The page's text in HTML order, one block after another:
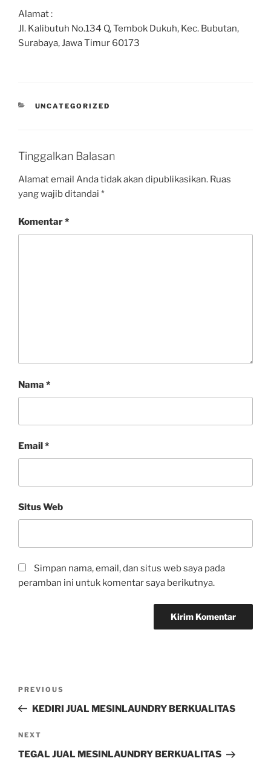
Alamat :
Jl. Kalibutuh No.134 Q, Tembok Dukuh, Kec. Bubutan,
Surabaya, Jawa Timur 60173
UNCATEGORIZED
Tinggalkan Balasan
Alamat email Anda tidak akan dipublikasikan. Ruas
yang wajib ditandai *
Komentar*
Nama *
Email*
Situs Web
Simpan nama, email, dan situs web saya pada
peramban ini untuk komentar saya berikutnya.
PREVIOUS
KEDIRI JUAL MESINLAUNDRY BERKUALITAS
NEXT
TEGAL JUAL MESINLAUNDRY BERKUALITAS